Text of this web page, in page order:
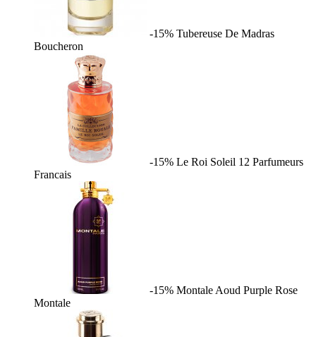
-15% Tubereuse De Madras
Boucheron
-15% Le Roi Soleil 12 Parfumeurs
Francais
-15% Montale Aoud Purple Rose
Montale